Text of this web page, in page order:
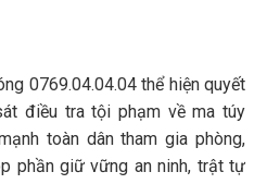
0769.04.04.04 thể hiện quyết
điều tra tội phạm về ma túy
toàn dân tham gia phòng,
phần giữ vững an ninh, trật tự